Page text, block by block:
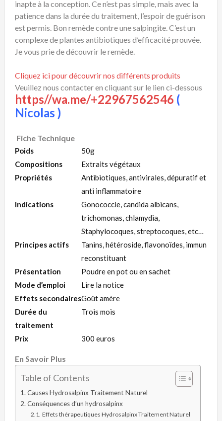
inapte à la conception. Ce n’est pas simple, mais avec la
patience dans la durée du traitement, l’espoir de guérison
est permis. Bon remède contre une salpingite. C’est un
complexe de plantes antibiotiques d’efficacité prouvée.
Je vous prie de découvrir le remède.
Cliquez ici pour découvrir nos différents produits
Veuillez nous contacter en cliquant sur le lien ci-dessous
https//wa.me/+22967562546 (
Nicolas )
Fiche Technique
Poids
50g
Compositions
Extraits végétaux
Propriétés
Antibiotiques, antivirales, dépuratif et
anti inflammatoire
Indications
Gonococcie, candida albicans,
trichomonas, chlamydia,
Staphylocoques, streptocoques, etc…
Principes actifs
Tanins, hétéroside, flavonoïdes, immun
reconstituant
Présentation
Poudre en pot ou en sachet
Mode d’emploi
Lire la notice
Effets secondairesGoût amère
Durée du
traitement
Trois mois
Prix 300 euros
En Savoir Plus
Table of Contents
Causes Hydrosalpinx Traitement Naturel
Conséquences d’un hydrosalpinx
Effets thérapeutiques Hydrosalpinx Traitement Naturel